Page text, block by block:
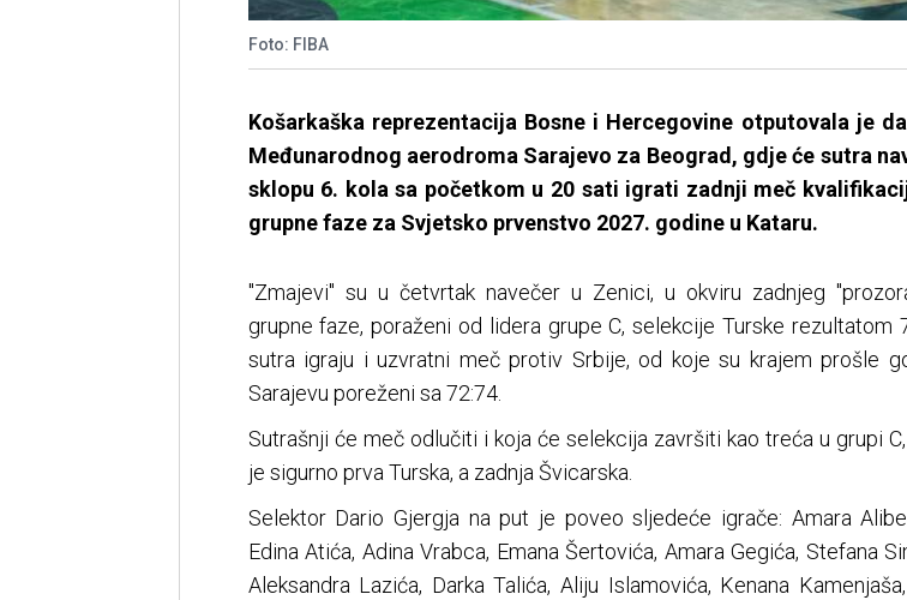
Foto: FIBA
Košarkaška reprezentacija Bosne i Hercegovine otputovala je
Međunarodnog aerodroma Sarajevo za Beograd, gdje će sutra
sklopu 6. kola sa početkom u 20 sati igrati zadnji meč
grupne faze za Svjetsko prvenstvo 2027. godine u Kataru.
"Zmajevi" su u četvrtak navečer u Zenici, u okviru zadnjeg
grupne faze, poraženi od lidera grupe C, selekcije Turske rezultatom
sutra igraju i uzvratni meč protiv Srbije, od koje su krajem prošle
Sarajevu poreženi sa 72:74.
Sutrašnji će meč odlučiti i koja će selekcija završiti kao treća u grupi
je sigurno prva Turska, a zadnja Švicarska.
Selektor Dario Gjergja na put je poveo sljedeće igrače: Amara
Edina Atića, Adina Vrabca, Emana Šertovića, Amara Gegića, Stefana
Aleksandra Lazića, Darka Talića, Aliju Islamovića, Kenana